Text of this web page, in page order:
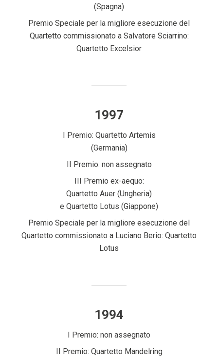
(Spagna)
Premio Speciale per la migliore esecuzione del
Quartetto commissionato a Salvatore Sciarrino:
Quartetto Excelsior
1997
I Premio: Quartetto Artemis
(Germania)
II Premio: non assegnato
III Premio ex-aequo:
Quartetto Auer (Ungheria)
e Quartetto Lotus (Giappone)
Premio Speciale per la migliore esecuzione del
Quartetto commissionato a Luciano Berio: Quartetto
Lotus
1994
I Premio: non assegnato
II Premio: Quartetto Mandelring